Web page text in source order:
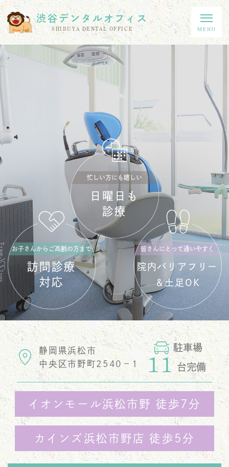
渋谷デンタルオフィス
SHIBUYA DENTAL OFFICE
忙しい方にも嬉しい
日曜日も
診療
お子さんからご高齢の方まで
訪問診療
対応
皆さんにとって通いやすく
院内バリアフリー
＆土足OK
静岡県浜松市
中央区市野町2540−1
駐車場
11 台完備
イオンモール浜松市野 徒歩7分
カインズ浜松市野店 徒歩5分